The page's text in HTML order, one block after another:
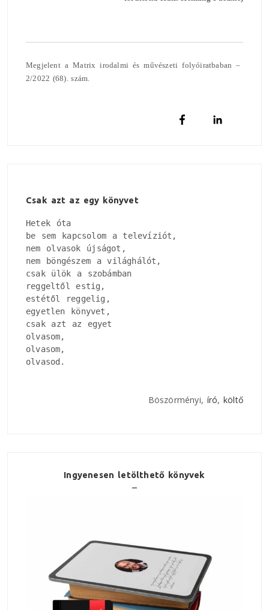
Megjelent a Matrix irodalmi és művészeti folyóiratbaban –
2/2022 (68). szám.
Csak azt az egy könyvet
Hetek óta
be sem kapcsolom a televíziót,
nem olvasok újságot,
nem böngészem a világhálót,
csak ülök a szobámban
reggeltől estig,
estétől reggelig,
egyetlen könyvet,
csak azt az egyet
olvasom,
olvasom,
olvasod.
Böszörményi, író, költő
Ingyenesen letölthető könyvek